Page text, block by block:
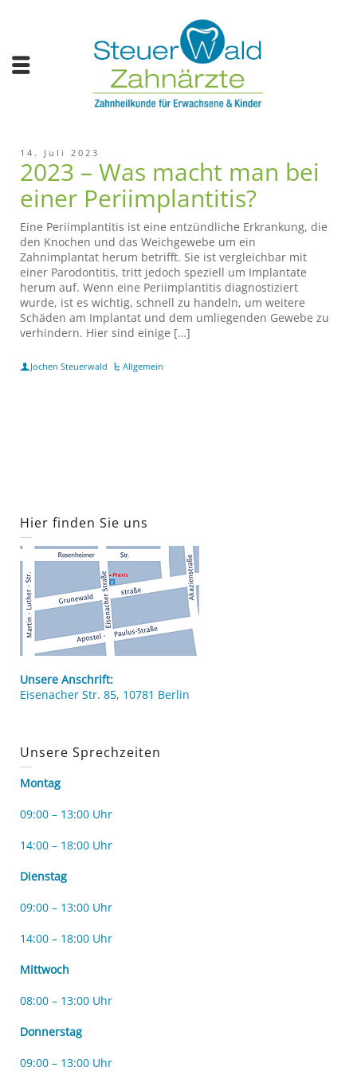
14. Juli 2023
2023 – Was macht man bei
einer Periimplantitis?
Eine Periimplantitis ist eine entzündliche Erkrankung, die
den Knochen und das Weichgewebe um ein
Zahnimplantat herum betrifft. Sie ist vergleichbar mit
einer Parodontitis, tritt jedoch speziell um Implantate
herum auf. Wenn eine Periimplantitis diagnostiziert
wurde, ist es wichtig, schnell zu handeln, um weitere
Schäden am Implantat und dem umliegenden Gewebe zu
verhindern. Hier sind einige […]
Jochen Steuerwald Allgemein
Hier finden Sie uns
Unsere Anschrift:
Eisenacher Str. 85, 10781 Berlin
Unsere Sprechzeiten
Montag
09:00 – 13:00 Uhr
14:00 – 18:00 Uhr
Dienstag
09:00 – 13:00 Uhr
14:00 – 18:00 Uhr
Mittwoch
08:00 – 13:00 Uhr
Donnerstag
09:00 – 13:00 Uhr